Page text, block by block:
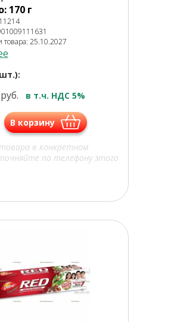
170 г
товара: 25.10.2027
руб. в т.ч. НДС 5%
В корзину
в конкретном
по телефону этого